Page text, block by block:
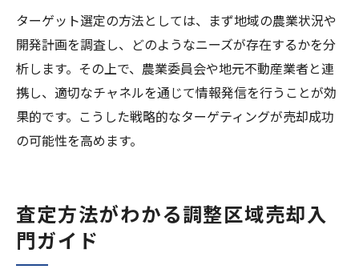
ターゲット選定の方法としては、まず地域の農業状況や
開発計画を調査し、どのようなニーズが存在するかを分
析します。その上で、農業委員会や地元不動産業者と連
携し、適切なチャネルを通じて情報発信を行うことが効
果的です。こうした戦略的なターゲティングが売却成功
の可能性を高めます。
査定方法がわかる調整区域売却入
門ガイド